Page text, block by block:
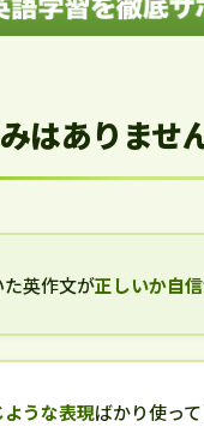
はありませ
英作文が正しいか自
ような表現ばかり使っ